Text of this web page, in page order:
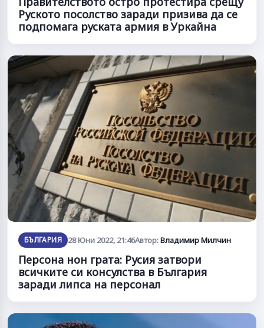
Руското посолство заради призива да се
подпомага руската армия в Уркайна
БЪЛГАРИЯ 28 Юни 2022, 21:46Автор:Владимир Милчин
Персона нон грата: Русия затвори
всичките си консулства в България
заради липса на персонал